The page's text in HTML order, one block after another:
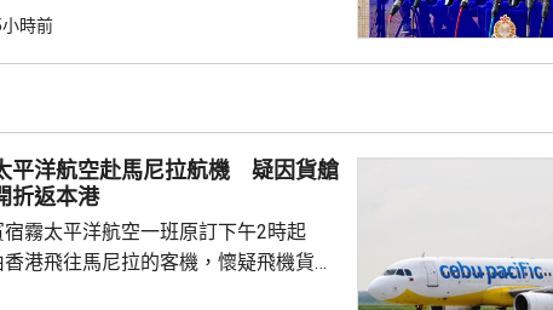
進入，在袋內取出類似菜刀，集中向
死亡，相信他就是行兇者。警方破門進
在15樓的單位，發現窗戶打...
小時前
平洋航空赴馬尼拉航機 疑因貨艙
折返本港
宿霧太平洋航空一班原訂下午2時起
港飛往馬尼拉的客機，懷疑飛機貨艙